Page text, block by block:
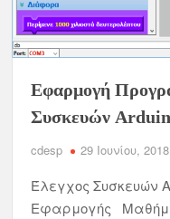
Εφαρμογή
Συσκευών
cdesp 29 Ιουνίου, 2018
Έλεγχος Συσκευών
Εφαρμογής